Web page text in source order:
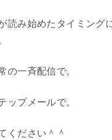
読み始めたタイミング
の一斉配信で。
ップメールで。
ください＾＾